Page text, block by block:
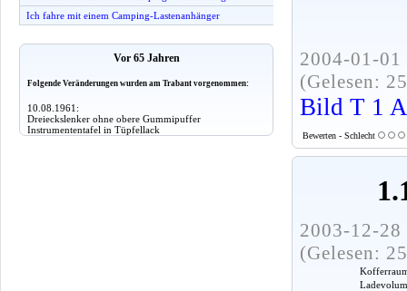
Ich fahre mit einem Camping-Lastenanhänger
Vor 65 Jahren
Folgende Veränderungen wurden am Trabant vorgenommen:
10.08.1961:
Dreieckslenker ohne obere Gummipuffer
Instrumententafel in Tüpfellack
2004-01-
(Gelesen:
Bild T 1
Bewerten - Schlecht
2003-12-
(Gelesen: